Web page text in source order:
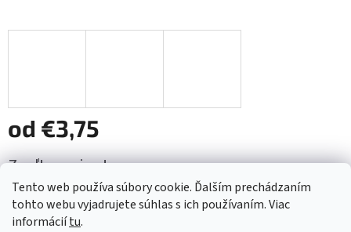
Tento web používa súbory cookie. Ďalším prechádzaním
tohto webu vyjadrujete súhlas s ich používaním. Viac
informáciítu.
od €3,75
Zvoľte variant
Variant